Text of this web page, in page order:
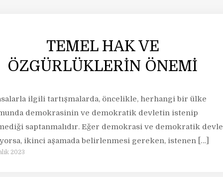
TEMEL HAK VE
ÖZGÜRLÜKLERİN ÖNEMİ
ilgili tartışmalarda, öncelikle, herhangi bir ülke
demokrasinin ve demokratik devletin istenip
saptanmalıdır. Eğer demokrasi ve demokratik
ikinci aşamada belirlenmesi gereken, istenen […]
2023